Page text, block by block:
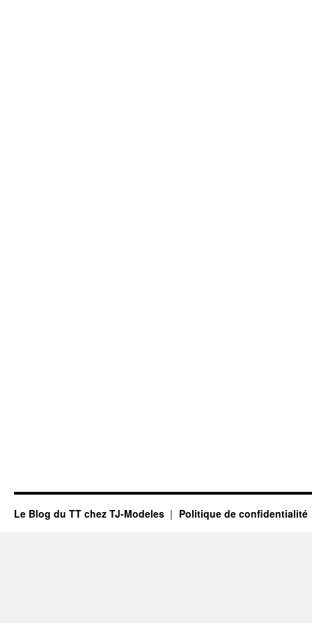
Le Blog du TT chez TJ-Modeles Politique de confidentialité